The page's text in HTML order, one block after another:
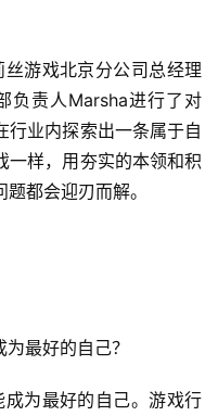
负责人Marsha进行了对
行业内探索出一条属于自
一样，用夯实的本领和积
都会迎刃而解。
最好的自己？